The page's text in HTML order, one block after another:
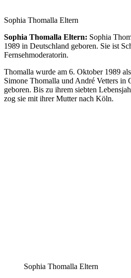
Sophia Thomalla Eltern
Sophia Thomalla Eltern: Sophia
1989 in Deutschland geboren. Sie ist
Fernsehmoderatorin.
Thomalla wurde am 6. Oktober 1989
Simone Thomalla und André Vetters in
geboren. Bis zu ihrem siebten
zog sie mit ihrer Mutter nach Köln.
Sophia Thomalla Eltern